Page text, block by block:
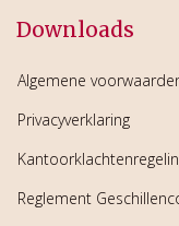
Downloads
Algemene
Privacyverklaring
Reglement